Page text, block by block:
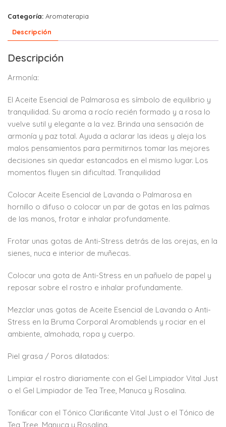
Categoría: Aromaterapia
Descripción
Descripción
Armonía:
El Aceite Esencial de Palmarosa es símbolo de equilibrio y
tranquilidad. Su aroma a rocío recién formado y a rosa lo
vuelve sutil y elegante a la vez. Brinda una sensación de
armonía y paz total. Ayuda a aclarar las ideas y aleja los
malos pensamientos para permitirnos tomar las mejores
decisiones sin quedar estancados en el mismo lugar. Los
momentos fluyen sin dificultad. Tranquilidad
Colocar Aceite Esencial de Lavanda o Palmarosa en
hornillo o difuso o colocar un par de gotas en las palmas
de las manos, frotar e inhalar profundamente.
Frotar unas gotas de Anti-Stress detrás de las orejas, en la
sienes, nuca e interior de muñecas.
Colocar una gota de Anti-Stress en un pañuelo de papel y
reposar sobre el rostro e inhalar profundamente.
Mezclar unas gotas de Aceite Esencial de Lavanda o Anti-
Stress en la Bruma Corporal Aromablends y rociar en el
ambiente, almohada, ropa y cuerpo.
Piel grasa / Poros dilatados:
Limpiar el rostro diariamente con el Gel Limpiador Vital Just
o el Gel Limpiador de Tea Tree, Manuca y Rosalina.
Toniﬁcar con el Tónico Clariﬁcante Vital Just o el Tónico de
Tea Tree, Manuca y Rosalina.